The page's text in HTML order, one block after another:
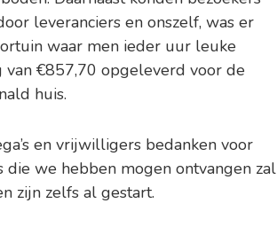
leveranciers en onszelf, was er
waar men ieder uur leuke
€857,70 opgeleverd voor de
huis.
en vrijwilligers bedanken voor
we hebben mogen ontvangen zal
zijn zelfs al gestart.